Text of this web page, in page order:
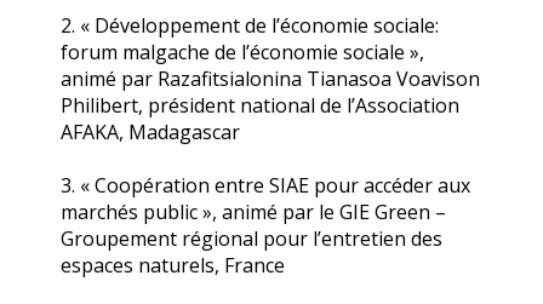
2. « Développement de l’économie sociale:
forum malgache de l’économie sociale »,
animé par Razafitsialonina Tianasoa Voavison
Philibert, président national de l’Association
AFAKA, Madagascar
3. « Coopération entre SIAE pour accéder aux
marchés public », animé par le GIE Green –
Groupement régional pour l’entretien des
espaces naturels, France